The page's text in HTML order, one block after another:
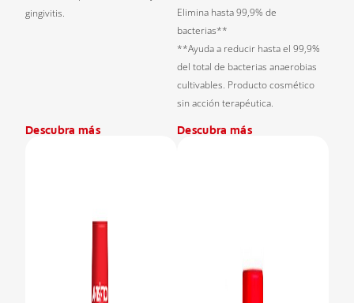
gingivitis.
Descubra más
Elimina hasta 99,9% de
bacterias**
**Ayuda a reducir hasta el 99,9%
del total de bacterias anaerobias
cultivables. Producto cosmético
sin acción terapéutica.
Descubra más